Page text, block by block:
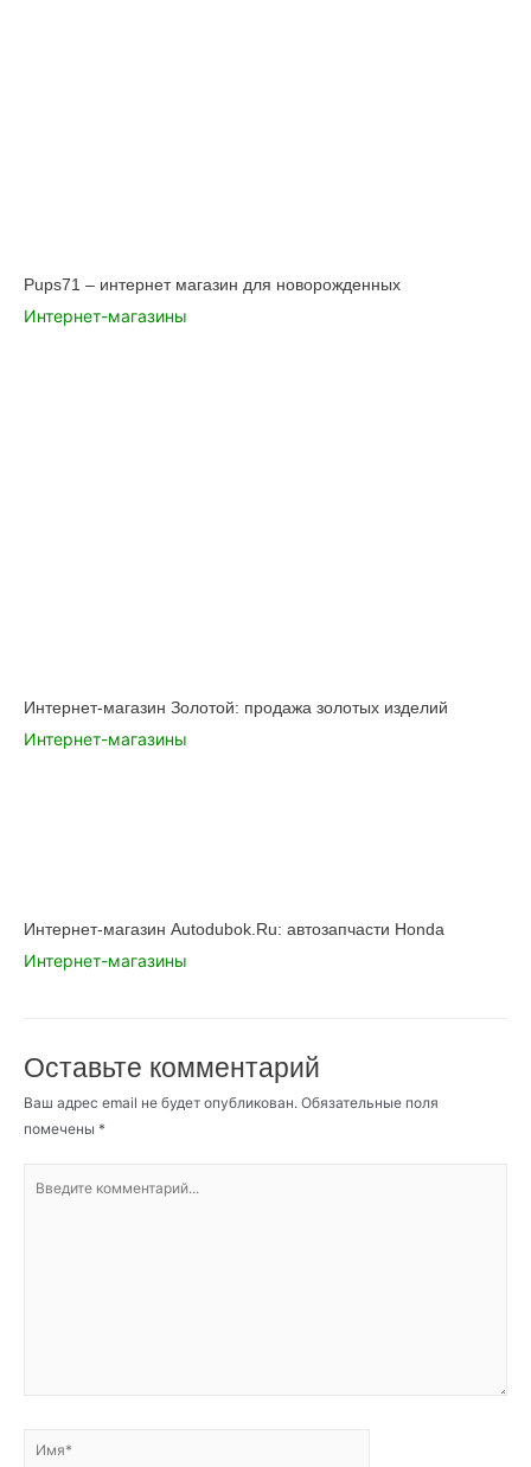
Pups71 – интернет магазин для новорожденных
Интернет-магазины
Интернет-магазин Золотой: продажа золотых изделий
Интернет-магазины
Интернет-магазин Autodubok.Ru: автозапчасти Honda
Интернет-магазины
Оставьте комментарий
Ваш адрес email не будет опубликован. Обязательные поля
помечены *
комментарий...